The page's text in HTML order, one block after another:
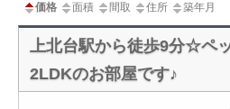
価格 面積 間取 住所 築年月
上北台駅から徒歩9分☆ペ
2LDKのお部屋です♪